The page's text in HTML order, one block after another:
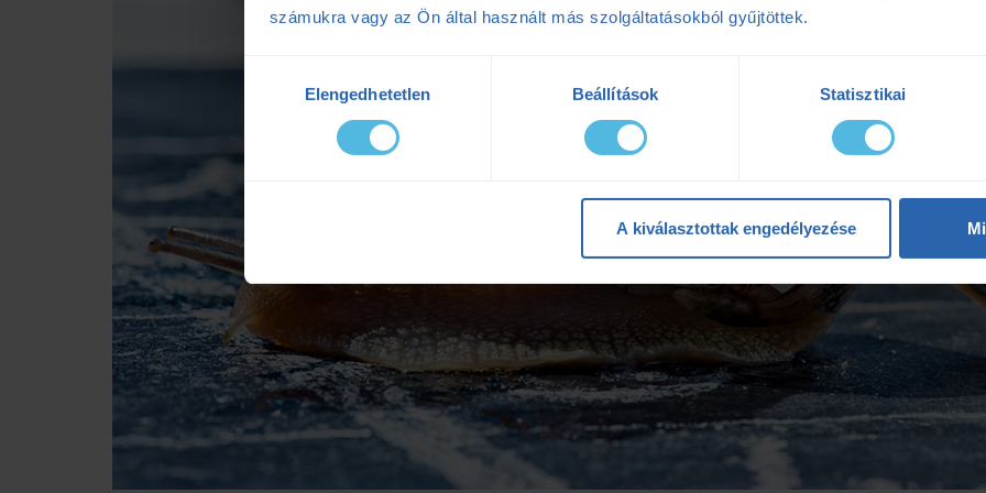
számukra vagy az Ön által használt más szolgáltatásokból gyűjtöttek.
kiválasztásaElengedhetetlen Beállítások Statisztikai
A kiválasztottak engedélyezése